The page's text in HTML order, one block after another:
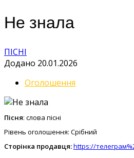
Не знала
ПІСНІ
Додано 20.01.2026
Оголошення
Пісня: слова пісні
Рівень оголошення: Срібний
Сторінка продавця:https://